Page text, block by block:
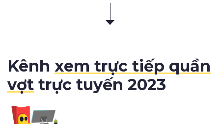
Kênh xem trực tiếp quần
vợt trực tuyến 2023